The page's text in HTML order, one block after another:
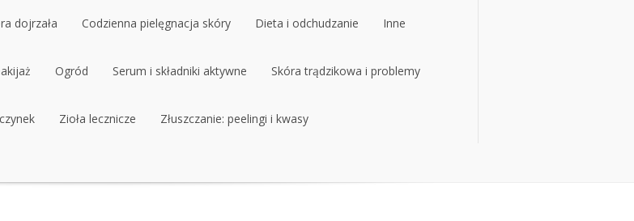
dojrzała
dojrzała
Codzienna pielęgnacja skóry
Codzienna pielęgnacja skóry
Dieta i odchudzanie
Dieta i odchudzanie
Inne
Inne
Ogród
Ogród
Serum i składniki aktywne
Serum i składniki aktywne
Skóra trądzikowa i problemy
Skóra trądzikowa i problemy
Zioła lecznicze Złuszczanie: peelingi i kwasy